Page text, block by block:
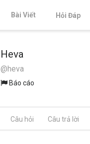
Bài Viết Hỏi Đáp
Heva
@heva
Báo cáo
Câu hỏi Câu trả lời